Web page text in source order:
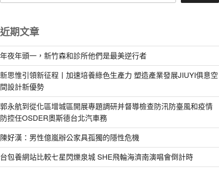
近期文章
年夜年頭一，新竹森和診所他們是最美逆行者
新思惟引領新征程丨加速培養綠色生產力 塑造產業發展JIUYI俱意空
間設計新優勢
郭永航到從化區增城區開展專題調研并督導檢查防汛防臺風和疫情
防控任OSDER奧斯德台北汽車務
陳好漢：男性億嵐辦公家具孤獨的隱性危機
台包養網站比較七星閃爍泉城 SHE飛輪海濟南演唱會倒計時